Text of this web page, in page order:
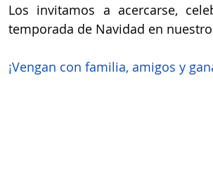
Los invitamos a acercarse,
temporada de Navidad en
¡Vengan con familia, amigos y